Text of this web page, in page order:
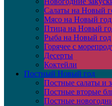
Салаты на Новый
Мясо на Новый год
Птица на Новый
Рыба на Новый год
Горячее с
Десерты
Коктейли
Постный Новый год
Постные салаты и
Постные вторые
Постные